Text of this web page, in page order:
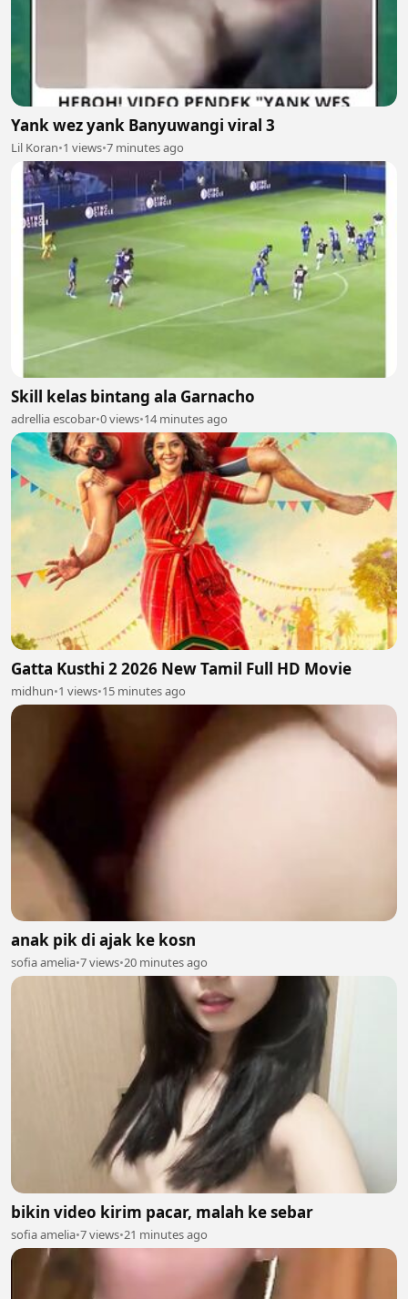
Yank wez yank Banyuwangi viral 3
Lil Koran•1 views•7 minutes ago
Skill kelas bintang ala Garnacho
adrellia escobar•0 views•14 minutes ago
Gatta Kusthi 2 2026 New Tamil Full HD Movie
midhun•1 views•15 minutes ago
anak pik di ajak ke kosn
sofia amelia•7 views•20 minutes ago
bikin video kirim pacar, malah ke sebar
sofia amelia•7 views•21 minutes ago